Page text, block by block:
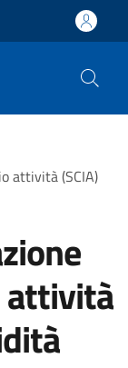
attività (SCIA)
attività